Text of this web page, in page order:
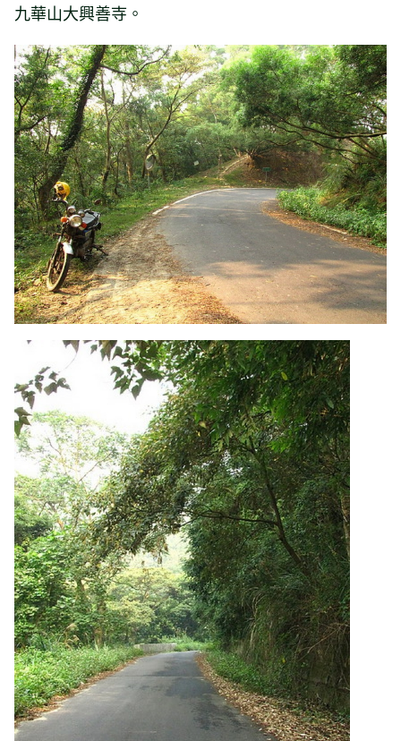
九華山大興善寺。